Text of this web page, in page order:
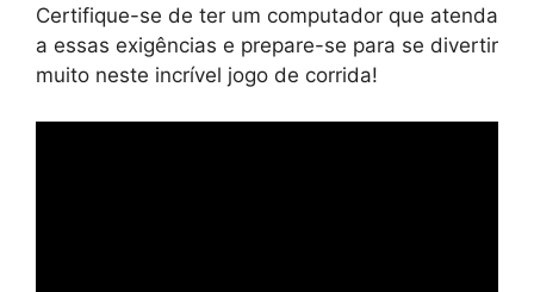
Certifique-se de ter um computador que atenda
a essas exigências e prepare-se para se divertir
muito neste incrível jogo de corrida!